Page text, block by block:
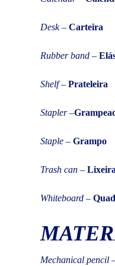
Desk– Carteira
Rubber band –
Shelf– Prateleira
Stapler –
Staple – Grampo
Trash can – Lixeira
Whiteboard –
Mechanical pencil